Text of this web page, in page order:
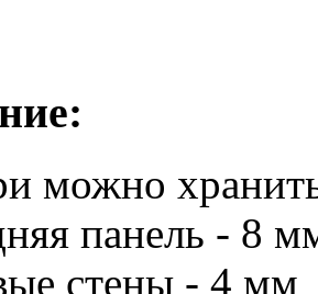
можно
панель - 8
стены - 4 мм